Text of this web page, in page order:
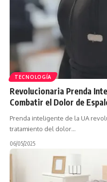
TECNOLOGÍA
Revolucionaria Prenda
Combatir el Dolor de
Prenda inteligente de la UA
tratamiento del dolor…
06/05/2025